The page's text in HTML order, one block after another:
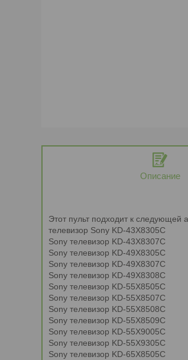
Описание
Этот пульт подходит к следующей
телевизор Sony KD-43X8305C
Sony телевизор KD-43X8307C
Sony телевизор KD-49X8305C
Sony телевизор KD-49X8307C
Sony телевизор KD-49X8308C
Sony телевизор KD-55X8505C
Sony телевизор KD-55X8507C
Sony телевизор KD-55X8508C
Sony телевизор KD-55X8509C
Sony телевизор KD-55X9005C
Sony телевизор KD-55X9305C
Sony телевизор KD-65X8505C